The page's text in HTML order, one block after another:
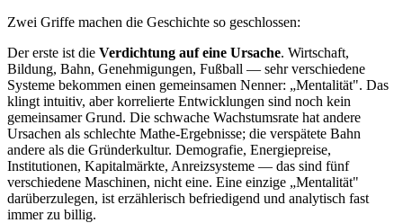
Zwei Griffe machen die Geschichte so geschlossen:
Der erste ist die Verdichtung auf eine Ursache. Wirtschaft,
Bildung, Bahn, Genehmigungen, Fußball — sehr verschiedene
Systeme bekommen einen gemeinsamen Nenner: „Mentalität". Das
klingt intuitiv, aber korrelierte Entwicklungen sind noch kein
gemeinsamer Grund. Die schwache Wachstumsrate hat andere
Ursachen als schlechte Mathe-Ergebnisse; die verspätete Bahn
andere als die Gründerkultur. Demografie, Energiepreise,
Institutionen, Kapitalmärkte, Anreizsysteme — das sind fünf
verschiedene Maschinen, nicht eine. Eine einzige „Mentalität"
darüberzulegen, ist erzählerisch befriedigend und analytisch fast
immer zu billig.